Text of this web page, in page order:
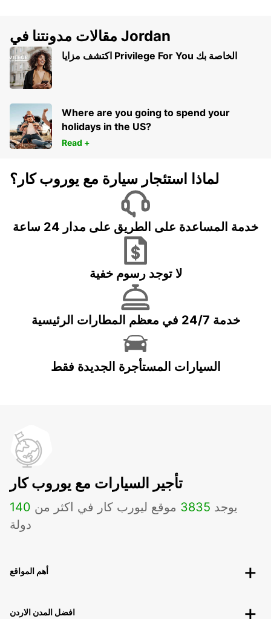
مقالات مدونتنا في Jordan
اكتشف مزايا Privilege For You الخاصة بك
Where are you going to spend your
holidays in the US?
Read +
لماذا استئجار سيارة مع يوروب كار؟
خدمة المساعدة على الطريق على مدار 24 ساعة
لا توجد رسوم خفية
خدمة 24/7 في معظم المطارات الرئيسية
السيارات المستأجرة الجديدة فقط
تأجير السيارات مع يوروب كار
يوجد 3835 موقع ليورب كار في اكثر من 140
دولة
أهم المواقع
افضل المدن الاردن